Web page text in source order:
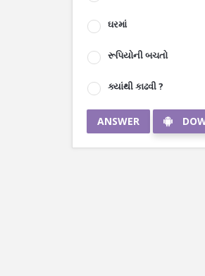
ઘરમાં
રૂપિયોની બચતો
ક્યાંથી કાઢવી ?
ANSWER